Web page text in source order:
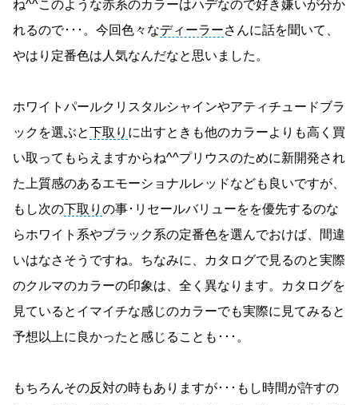
ね^^このような赤系のカラーはハデなので好き嫌いが分か
れるので･･･。今回色々なディーラーさんに話を聞いて、
やはり定番色は人気なんだなと思いました。
ホワイトパールクリスタルシャインやアティチュードブラ
ックを選ぶと下取り に出すときも他のカラーよりも高く買
い取ってもらえますからね^^プリウスのために新開発され
た上質感のあるエモーショナルレッドなども良いですが、
もし次の下取り の事･リセールバリューをを優先するのな
らホワイト系やブラック系の定番色を選んでおけば、間違
いはなさそうですね。ちなみに、カタログで見るのと実際
のクルマのカラーの印象は、全く異なります。カタログを
見ているとイマイチな感じのカラーでも実際に見てみると
予想以上に良かったと感じることも･･･。
もちろんその反対の時もありますが･･･もし時間が許すの